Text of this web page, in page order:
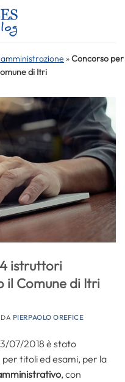
»Concorso per
di Itri
istruttori
il Comune di Itri
DA PIERPAOLO OREFICE
07/2018 è stato
titoli ed esami, per la
, con